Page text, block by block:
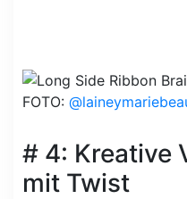
FOTO:
# 4: Kreative
mit Twist